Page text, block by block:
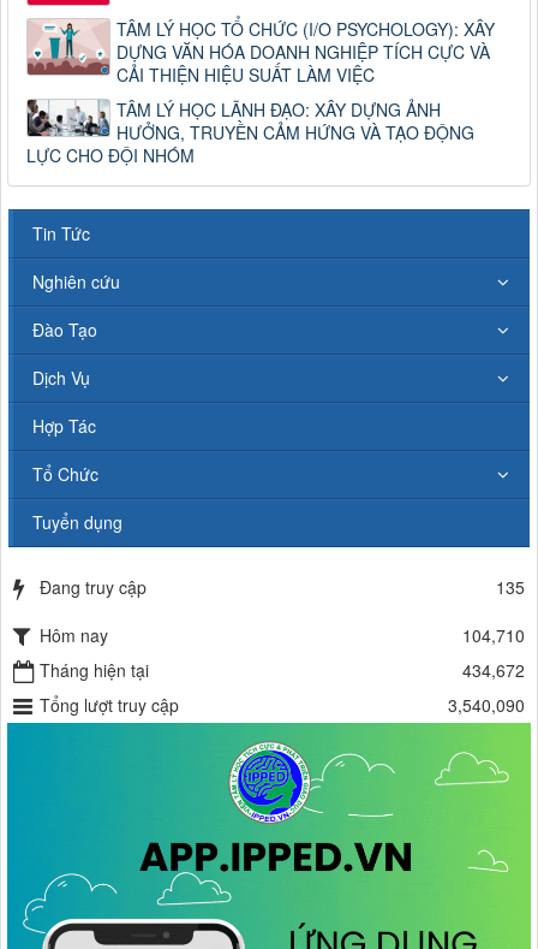
TÂM LÝ HỌC TỔ CHỨC (I/O PSYCHOLOGY): XÂY
DỰNG VĂN HÓA DOANH NGHIỆP TÍCH CỰC VÀ
CẢI THIỆN HIỆU SUẤT LÀM VIỆC
TÂM LÝ HỌC LÃNH ĐẠO: XÂY DỰNG ẢNH
HƯỞNG, TRUYỀN CẢM HỨNG VÀ TẠO ĐỘNG
LỰC CHO ĐỘI NHÓM
Tin Tức
Nghiên cứu
Đào Tạo
Dịch Vụ
Hợp Tác
Tổ Chức
Tuyển dụng
Đang truy cập
135
Hôm nay
104,710
Tháng hiện tại
434,672
Tổng lượt truy cập
3,540,090